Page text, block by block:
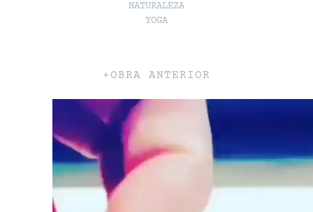
NATURALEZA
YOGA
+OBRA ANTERIOR